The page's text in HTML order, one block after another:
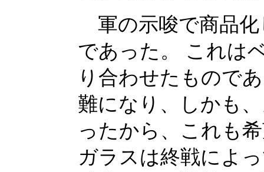
軍の示唆で商品化
であった。 これは
り合わせたもので
難になり、しかも
ったから、これも
ガラスは終戦によ